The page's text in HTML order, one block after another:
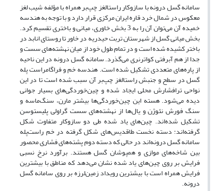
سامانه گسل درونه با سازوکار راستالغز چپ‌بر همراه با مؤلفه شیب لغز
معکوس در شمال خرد قاره ایران مرکزی قرار دارد و با توجه به هندسه
خمیده آن می‌توان آن را به 3 بخش خاوری، میانی و باختری تقسیم کرد.
بخش میانی گسل از شهرستان تربت حیدریه در خاور تا روستای انابد در
باختر کشیده شده است و در تمام طول خود از میان نهشته‌های سست و
جدا از هم آبرفتی کواترنری می‌گذرد. سامانه گسل درونه در این ناحیه
از پاره‌های متعددی تشکیل شده است. هندسه خم و فراگامراست پله
گسل در سطح و جنبش راستالغز چپ‌بر آن سبب شده است تا در این
نواحی ترافشارش محلی ایجاد شده و چین‌خوردگی‌های بسیار جوانی
دیده می‌شود. هسته این چین‌خوردگی‌ها بیشتر مارن، سنگ‌ماسه و
سنگ فورش نئوژن و یال‌ها از نهشته‌های سست گراولی پلیستوسن
تشکیل شده‌اند. چین‌های یاد شده طی دو سازوکار متفاوت شکل
گرفته‌اند: دسته نخست طاقدیس‌های شکل گرفته در خم راست‌پله
سامانه گسل درونه‌اند در حالی که دسته دوم پشته‌های فشاری محصور
بین شاخه‌های موازی و همپوشان گسل هستند. برآورد نرخ نسبی
فرایش بر روی چین‌های یاد شده نشان می‌دهد که مناطق با بیشترین
فرایش همراه است با بیشترین رویداد زمین‌لرزه بر روی سامانه گسل
درونه.